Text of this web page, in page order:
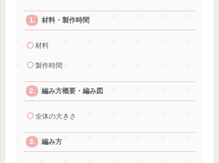
材料・製作時間
材料
製作時間
編み方概要・編み図
全体の大きさ
編み方